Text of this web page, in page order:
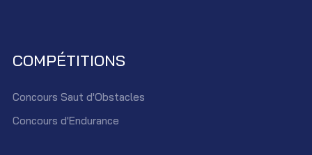
COMPÉTITIONS
Concours Saut d'Obstacles
Concours d'Endurance